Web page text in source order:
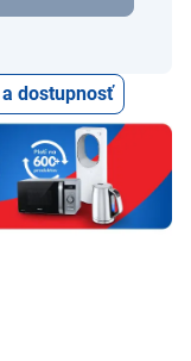
dostupnosť